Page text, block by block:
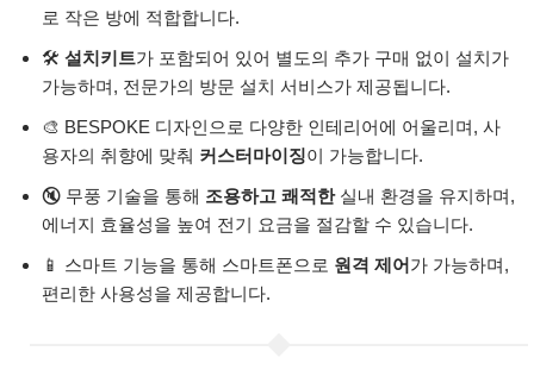
로 작은 방에 적합합니다.
🛠️ 설치키트가 포함되어 있어 별도의 추가 구매 없이 설치가
가능하며, 전문가의 방문 설치 서비스가 제공됩니다.
🎨 BESPOKE 디자인으로 다양한 인테리어에 어울리며, 사
용자의 취향에 맞춰 커스터마이징이 가능합니다.
🔇 무풍 기술을 통해 조용하고 쾌적한실내 환경을 유지하며,
에너지 효율성을 높여 전기 요금을 절감할 수 있습니다.
📱 스마트 기능을 통해 스마트폰으로 원격 제어가 가능하며,
편리한 사용성을 제공합니다.